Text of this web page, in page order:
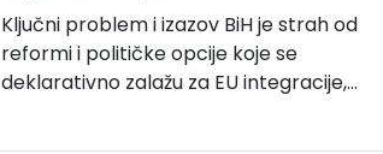
Ključni problem i izazov BiH je strah od
reformi i političke opcije koje se
deklarativno zalažu za EU integracije,...